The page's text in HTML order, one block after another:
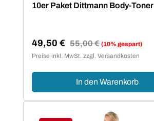
10er Paket Dittmann Body-Toner
Verkaufspreis:
49,50 € Regulärer Preis:
55,00 € (10% gespart)
Preise inkl. MwSt. zzgl. Versandkosten
In den Warenkorb